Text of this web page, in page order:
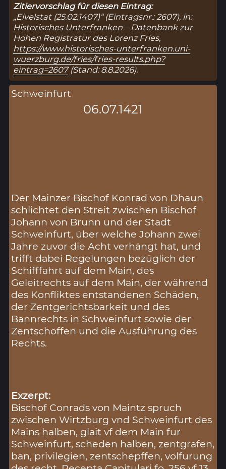
Zitiervorschlag für diesen Eintrag:
„Eivelstat (25.02.1407)“ (Eintragsnr.: 2607), in:
Historisches Unterfranken – Datenbank zur
Hohen Registratur des Lorenz Fries,
https://www.historisches-unterfranken.uni-
wuerzburg.de/fries/fries-results.php?
eintrag=2607(Stand: 8.8.2026).
Schweinfurt
06.07.1421
Der Mainzer Bischof Konrad von Dhaun
schlichtet den Streit zwischen Bischof
Johann von Brunn und der Stadt
Schweinfurt, über welche Johann zwei
Jahre zuvor die Acht verhängt hat, und
trifft dabei Regelungen bezüglich der
Schifffahrt auf dem Main, des
Geleitrechts auf dem Main, der während
des Konfliktes entstandenen Schäden,
der Zentgerichtsbarkeit und des
Bannrechts in Schweinfurt sowie der
Zentschöffen und die Ausführung des
Rechts.
Exzerpt:
Bischof Conrads von Maintz spruch
zwischen Wirtzburg vnd Schweinfurt des
Mains halben, glait vf dem Main fur
Schweinfurt, scheden halben, zentgrafen,
ban, privilegien, zentschepffen, volfurung